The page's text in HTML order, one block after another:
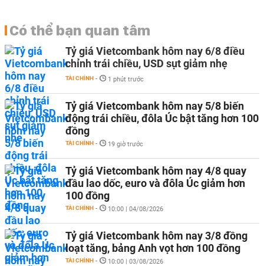
Có thể bạn quan tâm
Tỷ giá Vietcombank hôm nay 6/8 điều
chỉnh trái chiều, USD sụt giảm nhẹ
TÀI CHÍNH - 1 phút trước
Tỷ giá Vietcombank hôm nay 5/8 biến
động trái chiều, đôla Úc bật tăng hơn 100
đồng
TÀI CHÍNH - 19 giờ trước
Tỷ giá Vietcombank hôm nay 4/8 quay
đầu lao dốc, euro và đôla Úc giảm hơn
100 đồng
TÀI CHÍNH - 10:00 | 04/08/2026
Tỷ giá Vietcombank hôm nay 3/8 đồng
loạt tăng, bảng Anh vọt hơn 100 đồng
TÀI CHÍNH - 10:00 | 03/08/2026